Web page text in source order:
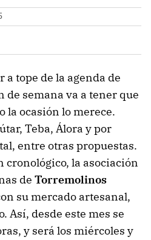
tope de la agenda de
de semana va a tener que
la ocasión lo merece.
Teba, Álora y por
entre otras propuestas.
cronológico, la asociación
de Torremolinos
su mercado artesanal,
Así, desde este mes se
y será los miércoles y